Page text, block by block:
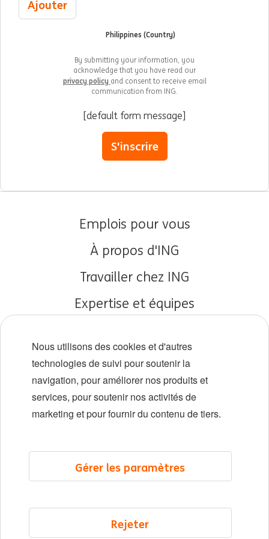
Ajouter
Philippines (Country)
By submitting your information, you
acknowledge that you have read our
privacy policy and consent to receive email
communication from ING.
[default form message]
S'inscrire
Emplois pour vous
À propos d'ING
Travailler chez ING
Expertise et équipes
Diversité et inclusion
Localisations
Événements
LinkedIn
Plan du site
Nous utilisons des cookies et d'autres
technologies de suivi pour soutenir la
navigation, pour améliorer nos produits et
services, pour soutenir nos activités de
marketing et pour fournir du contenu de tiers.
Rejeter
Gérer les paramètres